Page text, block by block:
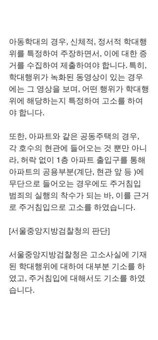
아동학대의 경우, 신체적, 정서적 학대행
위를 특정하여 주장하면서, 이에 대한 증
거를 수집하여 제출하여야 합니다. 특히,
학대행위가 녹화된 동영상이 있는 경우
에는 그 영상을 보며, 어떤 행위가 학대행
위에 해당하는지 특정하여 고소를 하여
야 합니다.
또한, 아파트와 같은 공동주택의 경우,
각 호수의 현관에 들어오는 것 뿐만 아니
라, 허락 없이 1층 아파트 출입구를 통해
아파트의 공용부분(계단, 현관 앞 등 )에
무단으로 들어오는 경우에도 주거침입
범죄의 실행의 착수가 되는 바, 이를 근거
로 주거침입으로 고소를 하였습니다.
[서울중앙지방검찰청의 판단]
서울중앙지방검찰청은 고소사실에 기재
된 학대행위에 대하여 대부분 기소를 하
였고, 주거침입에 대해서도 기소를 하였
습니다.